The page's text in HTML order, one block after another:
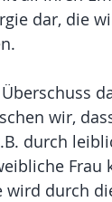
dar, die
wir,
durch
wird durch